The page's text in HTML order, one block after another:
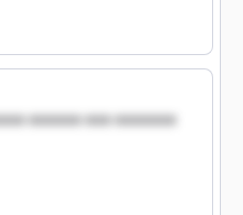
xxxxxx xxx xxxxxxx